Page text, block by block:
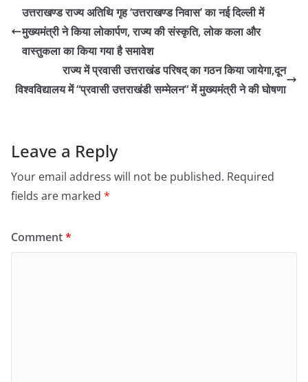
उत्तराखण्ड राज्य अतिथि गृह ‘उत्तराखण्ड निवास’ का नई दिल्ली में
मुख्यमंत्री ने किया लोकार्पण, राज्य की संस्कृति, लोक कला और
वास्तुकला का किया गया है समावेश
राज्य में प्रवासी उत्तराखंड परिषद् का गठन किया जायेगा,दून
विश्वविद्यालय में “प्रवासी उत्तराखंडी सम्मेलन“ में मुख्यमंत्री ने की घोषणा
Leave a Reply
Your email address will not be published. Required
fields are marked *
Comment*